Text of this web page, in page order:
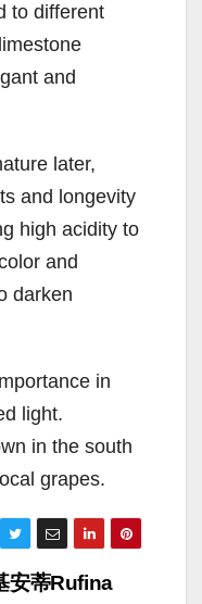
to different
and
later,
and longevity
high acidity to
and
darken
in
light.
in the south
grapes.
安蒂Rufina